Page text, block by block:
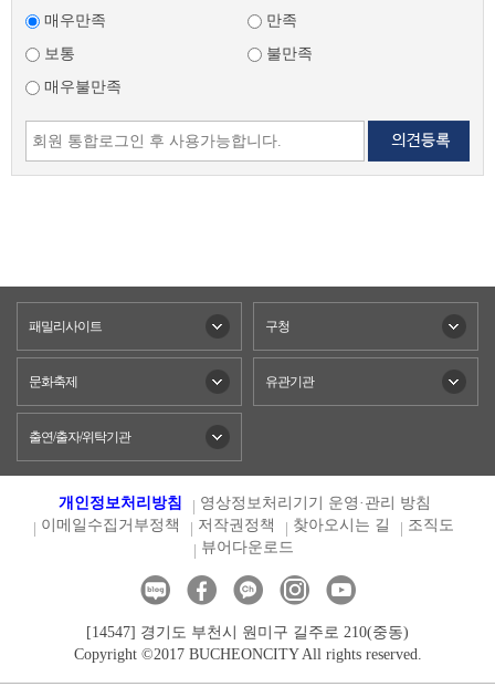
매우만족
만족
보통
불만족
매우불만족
패밀리사이트 구청
문화축제 유관기관
출연/출자/위탁기관
개인정보처리방침
영상정보처리기기 운영·관리 방침
이메일수집거부정책
저작권정책 찾아오시는 길
조직도
뷰어다운로드
[14547] 경기도 부천시 원미구 길주로 210(중동)
Copyright ©2017 BUCHEONCITY All rights reserved.